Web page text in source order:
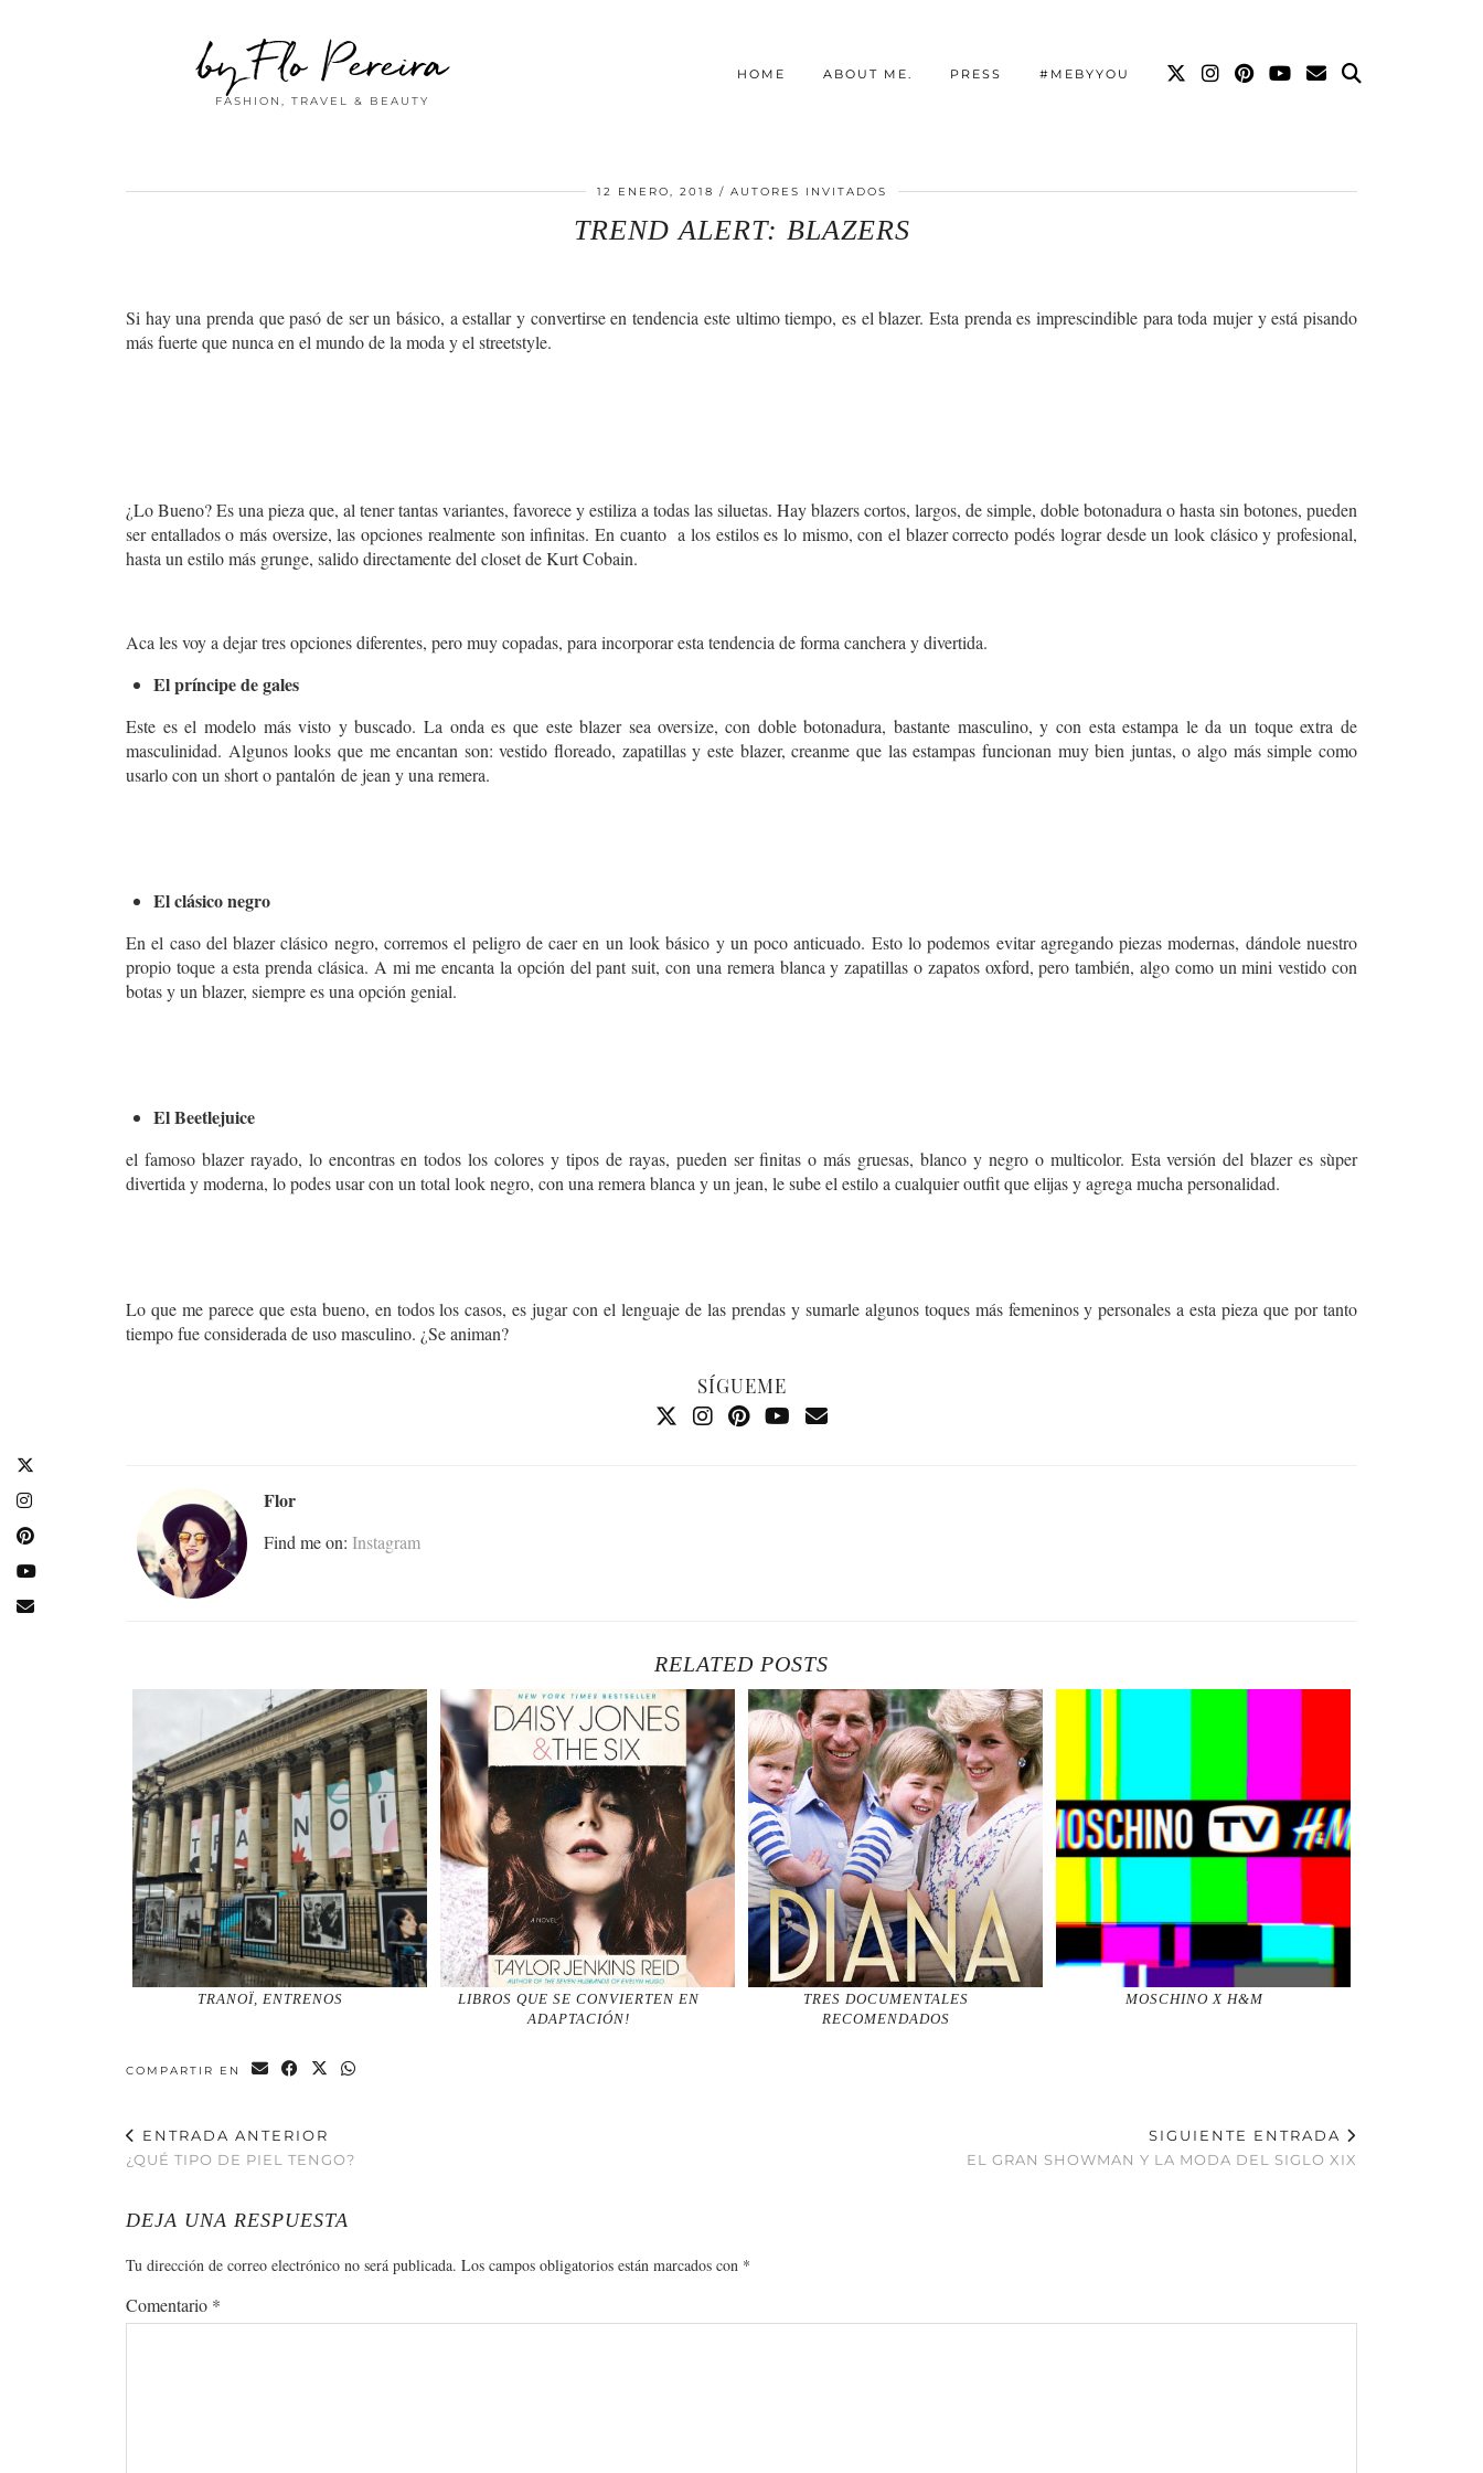
by Flo Pereira
FASHION, TRAVEL & BEAUTY
HOME ABOUT ME. PRESS #MEBYYOU
12 ENERO, 2018 AUTORES INVITADOS
TREND ALERT: BLAZERS
Si hay una prenda que pasó de ser un básico, a estallar y convertirse en tendencia este ultimo tiempo, es el blazer. Esta prenda es imprescindible para toda mujer y está pisando
más fuerte que nunca en el mundo de la moda y el streetstyle.
¿Lo Bueno? Es una pieza que, al tener tantas variantes, favorece y estiliza a todas las siluetas. Hay blazers cortos, largos, de simple, doble botonadura o hasta sin botones, pueden
ser entallados o más oversize, las opciones realmente son infinitas. En cuanto a los estilos es lo mismo, con el blazer correcto podés lograr desde un look clásico y profesional,
hasta un estilo más grunge, salido directamente del closet de Kurt Cobain.
Aca les voy a dejar tres opciones diferentes, pero muy copadas, para incorporar esta tendencia de forma canchera y divertida.
El príncipe de gales
Este es el modelo más visto y buscado. La onda es que este blazer sea oversize, con doble botonadura, bastante masculino, y con esta estampa le da un toque extra de
masculinidad. Algunos looks que me encantan son: vestido floreado, zapatillas y este blazer, creanme que las estampas funcionan muy bien juntas, o algo más simple como
usarlo con un short o pantalón de jean y una remera.
El clásico negro
En el caso del blazer clásico negro, corremos el peligro de caer en un look básico y un poco anticuado. Esto lo podemos evitar agregando piezas modernas, dándole nuestro
propio toque a esta prenda clásica. A mi me encanta la opción del pant suit, con una remera blanca y zapatillas o zapatos oxford, pero también, algo como un mini vestido con
botas y un blazer, siempre es una opción genial.
El Beetlejuice
el famoso blazer rayado, lo encontras en todos los colores y tipos de rayas, pueden ser finitas o más gruesas, blanco y negro o multicolor. Esta versión del blazer es sùper
divertida y moderna, lo podes usar con un total look negro, con una remera blanca y un jean, le sube el estilo a cualquier outfit que elijas y agrega mucha personalidad.
Lo que me parece que esta bueno, en todos los casos, es jugar con el lenguaje de las prendas y sumarle algunos toques más femeninos y personales a esta pieza que por tanto
tiempo fue considerada de uso masculino. ¿Se animan?
SÍGUEME
Flor
Find me on: Instagram
RELATED POSTS
TRANOÏ, ENTRENOS
LIBROS QUE SE CONVIERTEN EN
ADAPTACIÓN!
TRES DOCUMENTALES
RECOMENDADOS
MOSCHINO X H&M
COMPARTIR EN
ENTRADA ANTERIOR
¿QUÉ TIPO DE PIEL TENGO?
SIGUIENTE ENTRADA
EL GRAN SHOWMAN Y LA MODA DEL SIGLO XIX
DEJA UNA RESPUESTA
Tu dirección de correo electrónico no será publicada. Los campos obligatorios están marcados con *
Comentario *